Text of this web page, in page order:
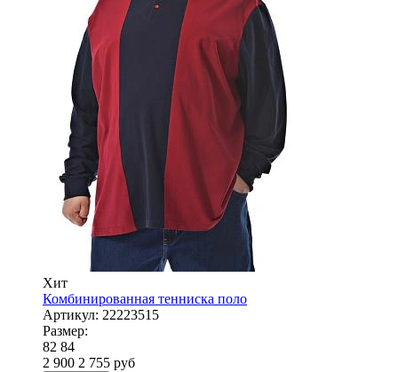
Хит
Комбинированная тенниска поло
Артикул: 22223515
Размер:
82 84
2 900 2 755 руб